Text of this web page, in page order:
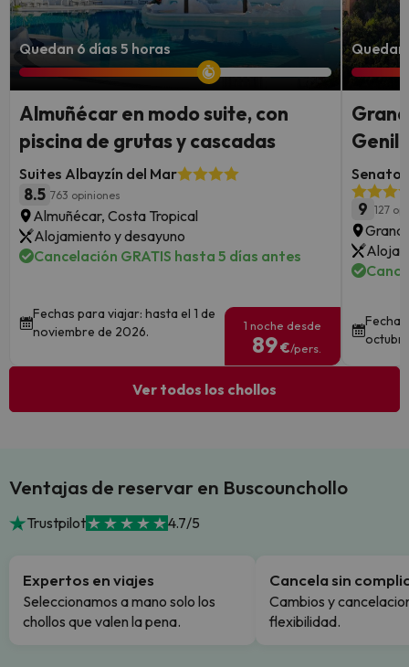
Quedan 6 días 5 horas
Almuñécar en modo suite, con
piscina de grutas y cascadas
Suites Albayzín del Mar
8.5 763 opiniones
Almuñécar, Costa Tropical
Alojamiento y desayuno
Cancelación GRATIS hasta 5 días antes
Fechas para viajar: hasta el 1 de
noviembre de 2026.
1 noche desde
89€/pers.
Genil
9 127
Ver todos los chollos
Ventajas de reservar en Buscounchollo
Trustpilot 4.7/5
Expertos en viajes
Seleccionamos a mano solo los
chollos que valen la pena.
Cancela sin
Cambios y
flexibilidad.